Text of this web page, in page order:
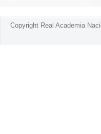
Copyright Real Academia